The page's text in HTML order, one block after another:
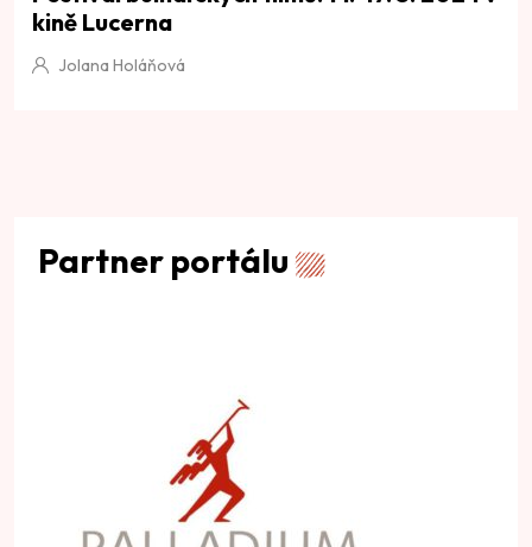
kině Lucerna
Jolana Holáňová
Partner portálu